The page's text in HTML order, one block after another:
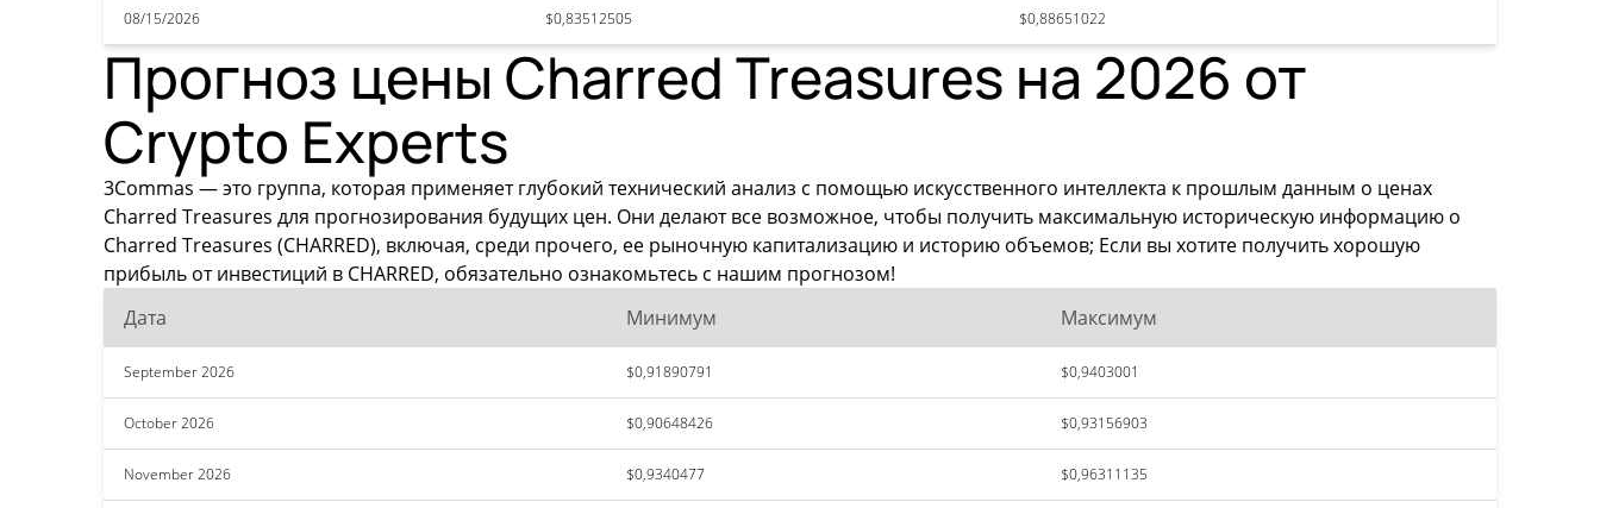
08/15/2026 $0,83512505 $0,88651022
Прогноз цены Charred Treasures на 2026 от
Crypto Experts
3Commas — это группа, которая применяет глубокий технический анализ с помощью искусственного интеллекта к прошлым данным о ценах
Charred Treasures для прогнозирования будущих цен. Они делают все возможное, чтобы получить максимальную историческую информацию о
Charred Treasures (CHARRED), включая, среди прочего, ее рыночную капитализацию и историю объемов; Если вы хотите получить хорошую
прибыль от инвестиций в CHARRED, обязательно ознакомьтесь с нашим прогнозом!
Дата
Минимум Максимум
September 2026 $0,91890791 $0,9403001
October 2026 $0,90648426 $0,93156903
November 2026 $0,9340477 $0,96311135